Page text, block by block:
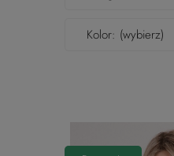
Kolor: (wybierz)